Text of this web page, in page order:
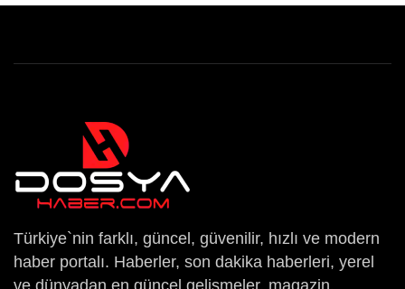
Türkiye`nin farklı, güncel, güvenilir, hızlı ve modern
haber portalı. Haberler, son dakika haberleri, yerel